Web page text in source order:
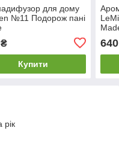
для дому
№11 Подорож пані
Купити
640
рік